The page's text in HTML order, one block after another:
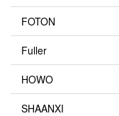
FOTON
Fuller
HOWO
SHAANXI